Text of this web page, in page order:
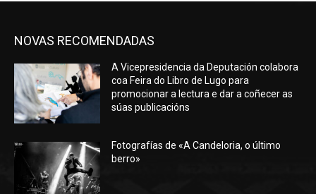
NOVAS RECOMENDADAS
A Vicepresidencia da Deputación colabora
coa Feira do Libro de Lugo para
promocionar a lectura e dar a coñecer as
súas publicacións
Fotografías de «A Candeloria, o último
berro»